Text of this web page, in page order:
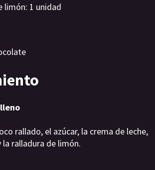
limón: 1 unidad
rallado, el azúcar, la crema de leche,
la ralladura de limón.